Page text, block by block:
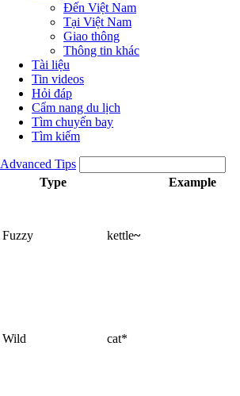
Đến Việt Nam
Tại Việt Nam
Giao thông
Thông tin khác
Tài liệu
Tin videos
Hỏi đáp
Cẩm nang du lịch
Tìm chuyến bay
Tìm kiếm
Advanced Tips
Type
Example
Fuzzy kettle~
Wild cat*